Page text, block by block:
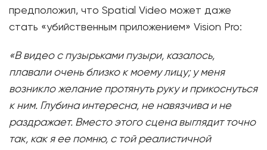
предположил, что Spatial Video может даже
стать «убийственным приложением» Vision Pro:
«В видео с пузырьками пузыри, казалось,
плавали очень близко к моему лицу; у меня
возникло желание протянуть руку и прикоснуться
к ним. Глубина интересна, не навязчива и не
раздражает. Вместо этого сцена выглядит точно
так, как я ее помню, с той реалистичной